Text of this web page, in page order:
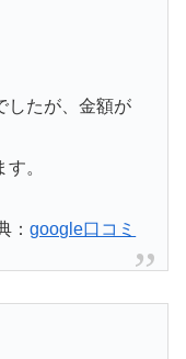
したが、金額が
。
：google口コミ